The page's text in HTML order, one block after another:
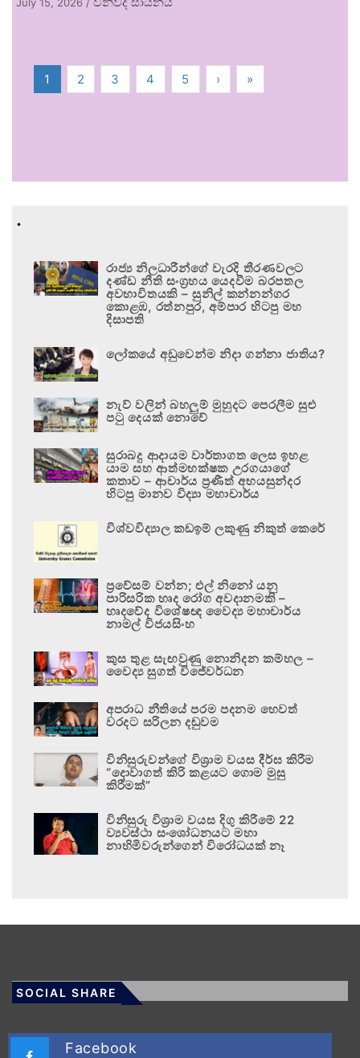
1 2 3 4 5 › »
.
රාජ්‍ය නිලධාරීන්ගේ වැරදි තීරණවලට
දණ්ඩ නීති සංග්‍රහය යෙදවීම බරපතල
අවභාවිතයකි – සුනිල් කන්නන්ගර
කොළඹ, රත්නපුර, අම්පාර හිටපු මහ
දිසාපති
ලෝකයේ අඩුවෙන්ම නිදා ගන්නා ජාතිය?
නැව් වලින් බහලුම් මුහුදට පෙරලීම සුළු
පටු දෙයක් නොවේ
සුරාබදු ආදායම වාර්තාගත ලෙස ඉහළ
යාම සහ ආත්මභක්ෂක උරගයාගේ
කතාව – ආචාර්ය ප්‍රණීත් අභයසුන්දර
හිටපු මානව විද්‍යා මහාචාර්ය
විශ්වවිද්‍යාල කඩඉම් ලකුණු නිකුත් කෙරේ
ප්‍රවේසම් වන්න; එල් නිනෝ යනු
පාරිසරික හෘද රෝග අවදානමකි –
හෘදවේද විශේෂඥ වෛද්‍ය මහාචාර්ය
නාමල් විජයසිංහ
කුස තුළ සැඟවුණු නොනිදන කම්හල –
වෛද්‍ය සුගත් විජේවර්ධන
අපරාධ නීතියේ පරම පදනම හෙවත්
වරදට සරිලන දඬුවම
විනිසුරුවන්ගේ විශ්‍රාම වයස දීර්ඝ කිරීම
“දොවාගත් කිරි කළයට ගොම මුසු
කිරීමක්”
විනිසුරු විශ්‍රාම වයස දිගු කිරීමේ 22
ව්‍යවස්ථා සංශෝධනයට මහා
නාහිමිවරුන්ගෙන් විරෝධයක් නෑ
SOCIAL SHARE
Facebook